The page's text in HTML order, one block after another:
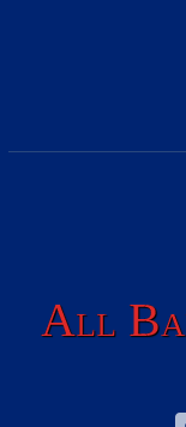
All